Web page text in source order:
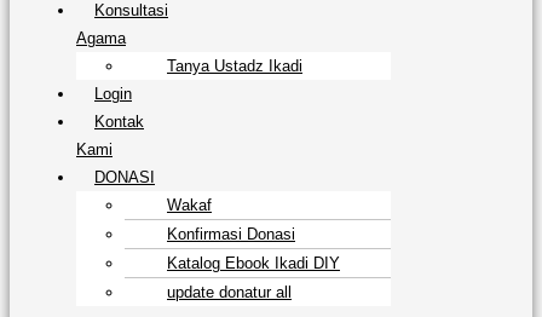
Konsultasi
Agama
Tanya Ustadz Ikadi
Login
Kontak
Kami
DONASI
Wakaf
Konfirmasi Donasi
Katalog Ebook Ikadi DIY
update donatur all